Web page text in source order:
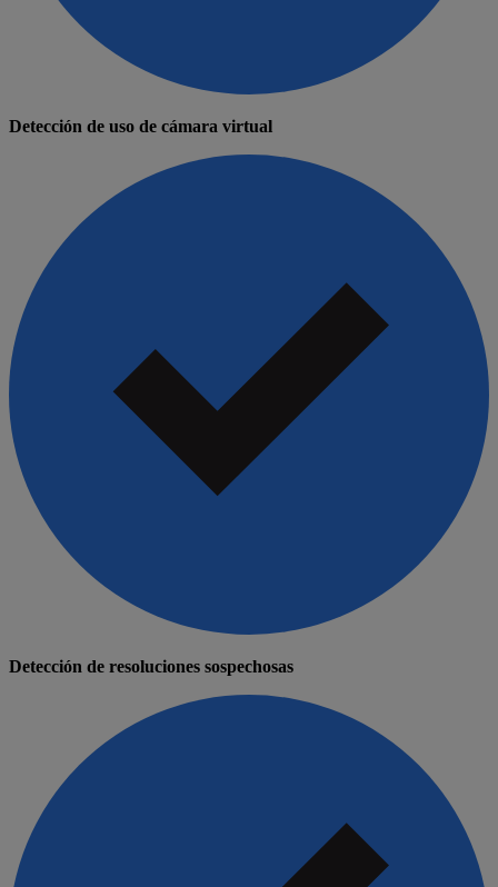
Detección de uso de cámara virtual
Detección de resoluciones sospechosas